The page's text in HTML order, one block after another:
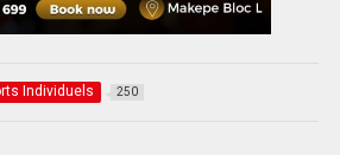
Individuels 250